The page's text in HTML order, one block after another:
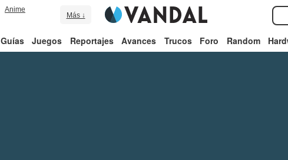
Anime
Más ↓
Guías Juegos Reportajes Avances Trucos Foro Random